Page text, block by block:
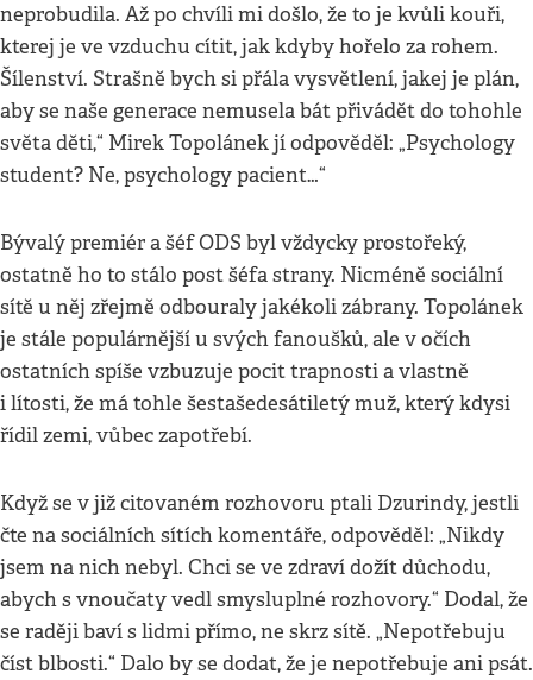
neprobudila. Až po chvíli mi došlo, že to je kvůli kouři,
kterej je ve vzduchu cítit, jak kdyby hořelo za rohem.
Šílenství. Strašně bych si přála vysvětlení, jakej je plán,
aby se naše generace nemusela bát přivádět do tohohle
světa děti,“ Mirek Topolánek jí odpověděl: „Psychology
student? Ne, psychology pacient…“
Bývalý premiér a šéf ODS byl vždycky prostořeký,
ostatně ho to stálo post šéfa strany. Nicméně sociální
sítě u něj zřejmě odbouraly jakékoli zábrany. Topolánek
je stále populárnější u svých fanoušků, ale v očích
ostatních spíše vzbuzuje pocit trapnosti a vlastně
i lítosti, že má tohle šestašedesátiletý muž, který kdysi
řídil zemi, vůbec zapotřebí.
Když se v již citovaném rozhovoru ptali Dzurindy, jestli
čte na sociálních sítích komentáře, odpověděl: „Nikdy
jsem na nich nebyl. Chci se ve zdraví dožít důchodu,
abych s vnoučaty vedl smysluplné rozhovory.“ Dodal, že
se raději baví s lidmi přímo, ne skrz sítě. „Nepotřebuju
číst blbosti.“ Dalo by se dodat, že je nepotřebuje ani psát.